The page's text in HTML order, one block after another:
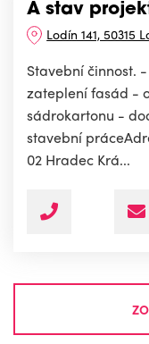
A stav
Lodín 141, 50315
Stavební činnost.
zateplení fasád -
sádrokartonu -
stavební
02 Hradec Krá...